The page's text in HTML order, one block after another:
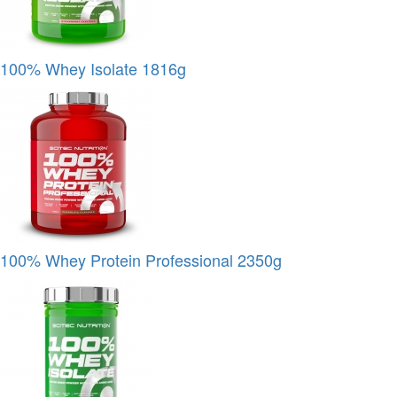
100% Whey Isolate 1816g
100% Whey Protein Professional 2350g